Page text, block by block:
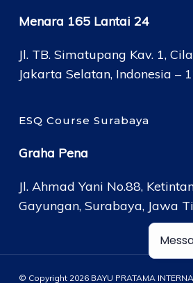
Menara 165 Lantai 24
Jl. TB. Simatupang Kav. 1,
Jakarta Selatan, Indonesia –
ESQ Course Surabaya
Graha Pena
Jl. Ahmad Yani No.88,
Gayungan, Surabaya, Jawa
© Copyright 2026 BAYU PRATAMA